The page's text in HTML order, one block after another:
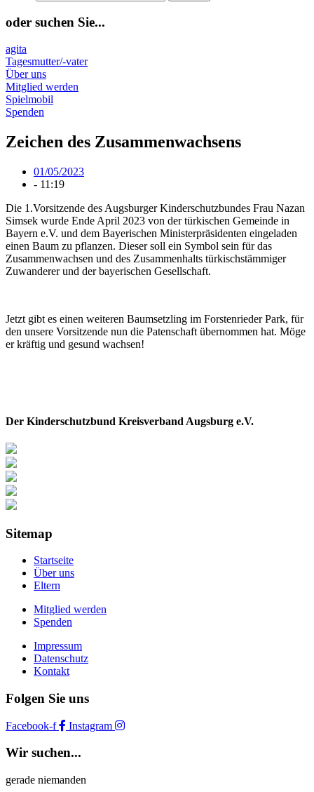
oder suchen Sie...
agita
Tagesmutter/-vater
Über uns
Mitglied werden
Spielmobil
Spenden
Zeichen des Zusammenwachsens
01/05/2023
- 11:19
Die 1.Vorsitzende des Augsburger Kinderschutzbundes Frau Nazan
Simsek wurde Ende April 2023 von der türkischen Gemeinde in
Bayern e.V. und dem Bayerischen Ministerpräsidenten eingeladen
einen Baum zu pflanzen. Dieser soll ein Symbol sein für das
Zusammenwachsen und des Zusammenhalts türkischstämmiger
Zuwanderer und der bayerischen Gesellschaft.
Jetzt gibt es einen weiteren Baumsetzling im Forstenrieder Park, für
den unsere Vorsitzende nun die Patenschaft übernommen hat. Möge
er kräftig und gesund wachsen!
Der Kinderschutzbund Kreisverband Augsburg e.V.
Sitemap
Startseite
Über uns
Eltern
Mitglied werden
Spenden
Impressum
Datenschutz
Kontakt
Folgen Sie uns
Facebook-f Instagram
Wir suchen...
gerade niemanden